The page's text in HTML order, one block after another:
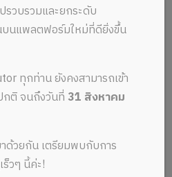
สร้างสรรค์
0 Sale
รวบรวมและยกระดับ
บนแพลตฟอร์มใหม่ที่ดียิ่งขึ้น
ทุกท่าน ยังคงสามารถเข้า
กติ จนถึงวันที่ 31 สิงหาคม
ด้วยกัน เตรียมพบกับการ
วๆ นี้ค่ะ!